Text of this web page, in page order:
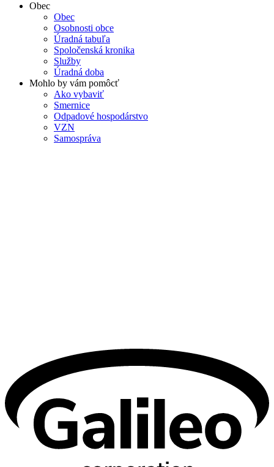
Obec
Obec
Osobnosti obce
Úradná tabuľa
Spoločenská kronika
Služby
Úradná doba
Mohlo by vám pomôcť
Ako vybaviť
Smernice
Odpadové hospodárstvo
VZN
Samospráva